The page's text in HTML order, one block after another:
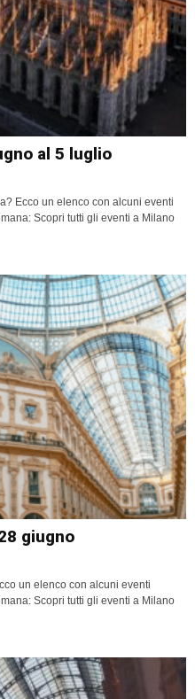
al 5 luglio
Ecco un elenco con alcuni eventi
Scopri tutti gli eventi a Milano
giugno
un elenco con alcuni eventi
Scopri tutti gli eventi a Milano